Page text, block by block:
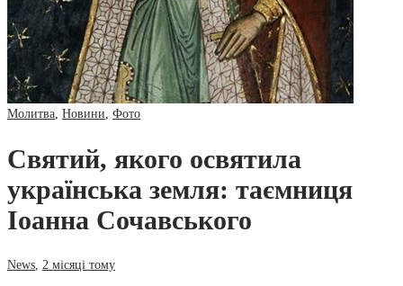
Молитва Новини Фото
Святий, якого освятила
українська земля: таємниця
Іоанна Сочавського
News 2 місяці тому